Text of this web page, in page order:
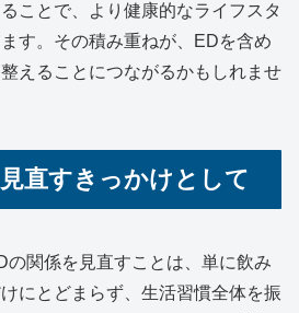
ことで、より健康的なライフスタ
す。その積み重ねが、EDを含め
えることにつながるかもしれませ
直すきっかけとして
の関係を見直すことは、単に飲み
にとどまらず、生活習慣全体を振